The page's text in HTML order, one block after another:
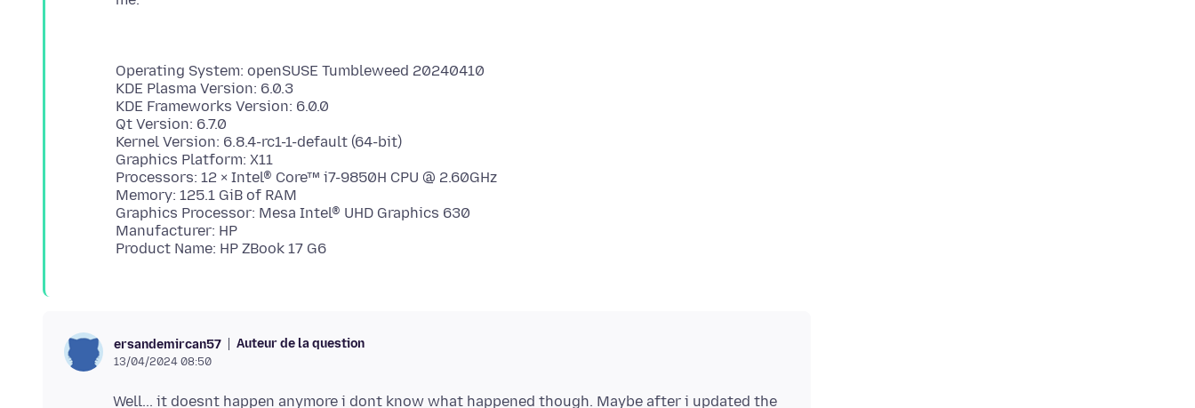
Operating System: openSUSE Tumbleweed 20240410
KDE Plasma Version: 6.0.3
KDE Frameworks Version: 6.0.0
Qt Version: 6.7.0
Kernel Version: 6.8.4-rc1-1-default (64-bit)
Graphics Platform: X11
Processors: 12 × Intel® Core™ i7-9850H CPU @ 2.60GHz
Memory: 125.1 GiB of RAM
Graphics Processor: Mesa Intel® UHD Graphics 630
Manufacturer: HP
ersandemircan57 Auteur de la question
13/04/2024 08:50
Well... it doesnt happen anymore i dont know what happened though. Maybe after i updated the